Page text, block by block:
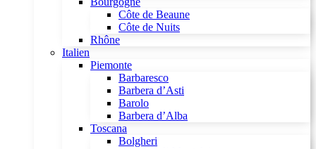
Côte de Beaune
Côte de Nuits
Rhône
Italien
Piemonte
Barbaresco
Barbera d’Asti
Barolo
Barbera d’Alba
Toscana
Bolgheri